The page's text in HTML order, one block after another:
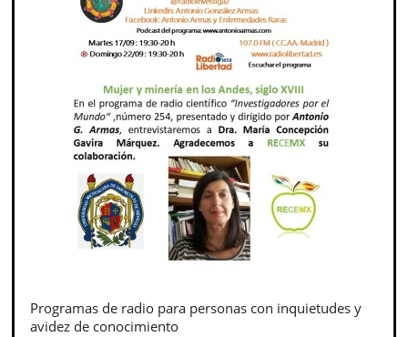
Programas de radio para personas con inquietudes y
avidez de conocimiento